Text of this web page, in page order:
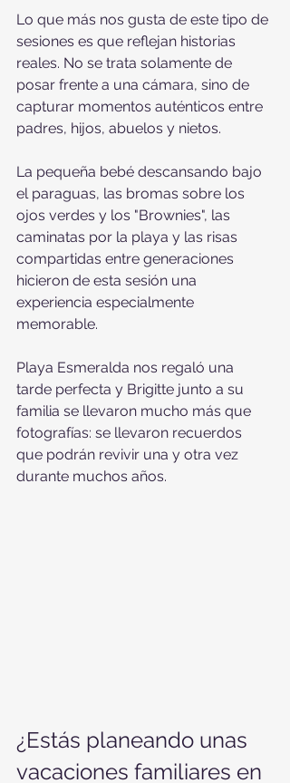
Lo que más nos gusta de este tipo de
sesiones es que reflejan historias
reales. No se trata solamente de
posar frente a una cámara, sino de
capturar momentos auténticos entre
padres, hijos, abuelos y nietos.
La pequeña bebé descansando bajo
el paraguas, las bromas sobre los
ojos verdes y los "Brownies", las
caminatas por la playa y las risas
compartidas entre generaciones
hicieron de esta sesión una
experiencia especialmente
memorable.
Playa Esmeralda nos regaló una
tarde perfecta y Brigitte junto a su
familia se llevaron mucho más que
fotografías: se llevaron recuerdos
que podrán revivir una y otra vez
durante muchos años.
¿Estás planeando unas
vacaciones familiares en